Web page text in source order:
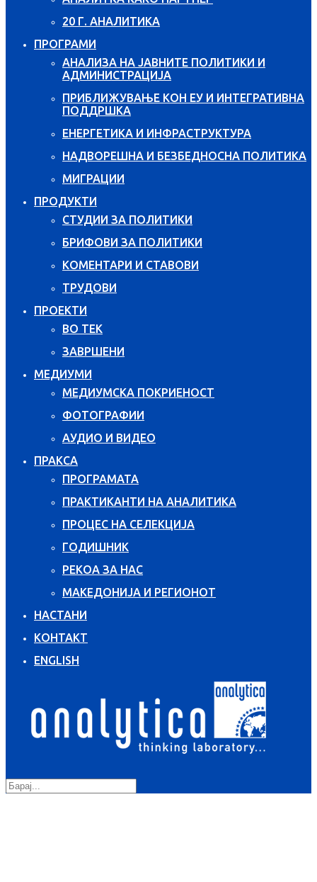
20 Г. АНАЛИТИКА
ПРОГРАМИ
АНАЛИЗА НА ЈАВНИТЕ ПОЛИТИКИ И
АДМИНИСТРАЦИЈА
ПРИБЛИЖУВАЊЕ КОН ЕУ И ИНТЕГРАТИВНА
ПОДДРШКА
ЕНЕРГЕТИКА И ИНФРАСТРУКТУРА
НАДВОРЕШНА И БЕЗБЕДНОСНА ПОЛИТИКА
МИГРАЦИИ
ПРОДУКТИ
СТУДИИ ЗА ПОЛИТИКИ
БРИФОВИ ЗА ПОЛИТИКИ
КОМЕНТАРИ И СТАВОВИ
ТРУДОВИ
ПРОЕКТИ
ВО ТЕК
ЗАВРШЕНИ
МЕДИУМИ
МЕДИУМСКА ПОКРИЕНОСТ
ФОТОГРАФИИ
АУДИО И ВИДЕО
ПРАКСА
ПРОГРАМАТА
ПРАКТИКАНТИ НА АНАЛИТИКА
ПРОЦЕС НА СЕЛЕКЦИЈА
ГОДИШНИК
РЕКОА ЗА НАС
МАКЕДОНИЈА И РЕГИОНОТ
НАСТАНИ
КОНТАКТ
ENGLISH